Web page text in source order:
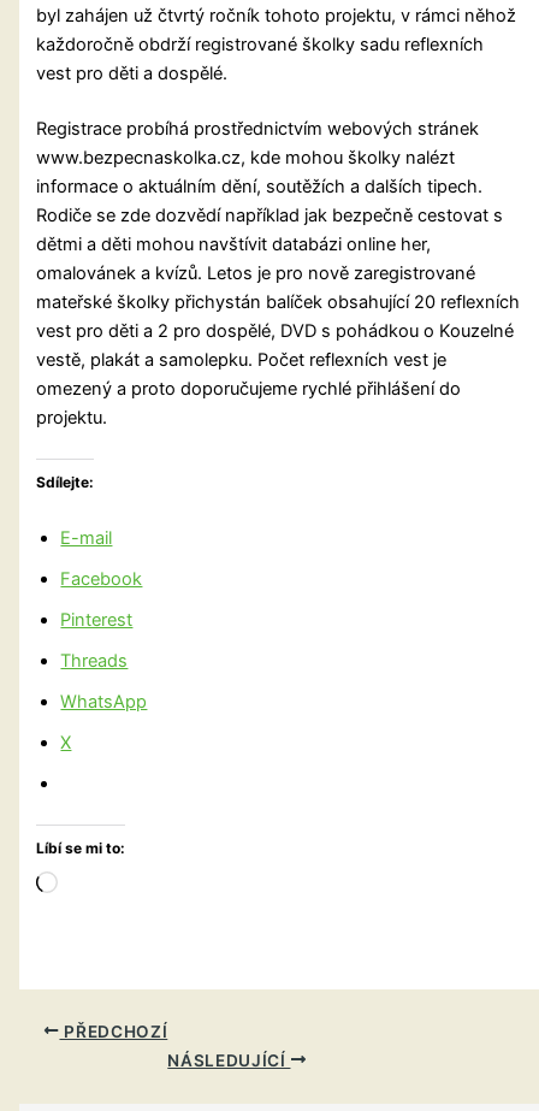
byl zahájen už čtvrtý ročník tohoto projektu, v rámci něhož
každoročně obdrží registrované školky sadu reflexních
vest pro děti a dospělé.
Registrace probíhá prostřednictvím webových stránek
www.bezpecnaskolka.cz, kde mohou školky nalézt
informace o aktuálním dění, soutěžích a dalších tipech.
Rodiče se zde dozvědí například jak bezpečně cestovat s
dětmi a děti mohou navštívit databázi online her,
omalovánek a kvízů. Letos je pro nově zaregistrované
mateřské školky přichystán balíček obsahující 20 reflexních
vest pro děti a 2 pro dospělé, DVD s pohádkou o Kouzelné
vestě, plakát a samolepku. Počet reflexních vest je
omezený a proto doporučujeme rychlé přihlášení do
projektu.
Sdílejte:
E-mail
Facebook
Pinterest
Threads
WhatsApp
X
Líbí se mi to:
Načítání…
PŘEDCHOZÍ
NÁSLEDUJÍCÍ